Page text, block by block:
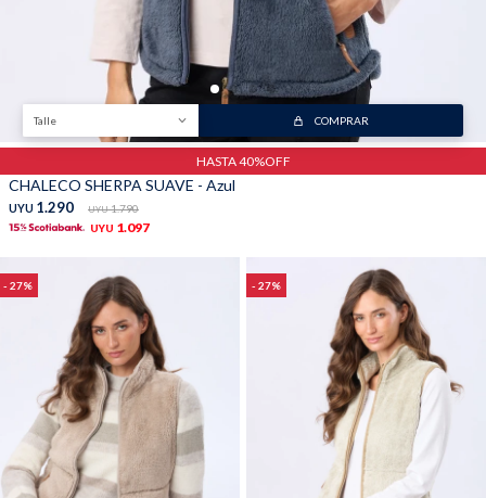
Talle COMPRAR
HASTA 40%OFF
CHALECO SHERPA SUAVE - Azul
UYU 1.290 UYU 1.790
UYU 1.097
27 27